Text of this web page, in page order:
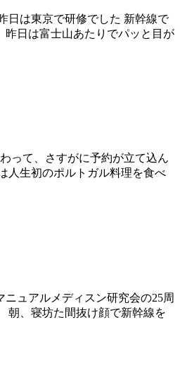
日は東京で研修でした 新幹線で
昨日は富士山あたりでパッと目が
って、さすがに予約が立て込ん
人生初のポルトガル料理を食べ
ュアルメディスン研究会の25周
朝、寝坊た間抜け顔で新幹線を